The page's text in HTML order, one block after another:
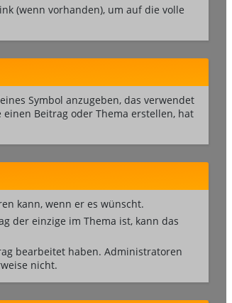
(wenn vorhanden), um auf die volle
Symbol anzugeben, das verwendet
Beitrag oder Thema erstellen, hat
kann, wenn er es wünscht.
der einzige im Thema ist, kann das
bearbeitet haben. Administratoren
nicht.